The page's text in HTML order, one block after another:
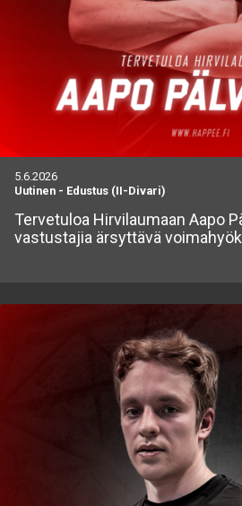
5.6.2026
Uutinen - Edustus (II-Divari)
Tervetuloa Hirvilaumaan Aapo
vastustajia ärsyttävä